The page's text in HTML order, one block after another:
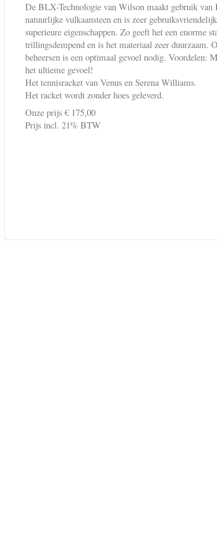
De BLX-Technologie van Wilson maakt gebruik van
natuurlijke vulkaansteen en is zeer
superieure eigenschappen. Zo geeft het een enorme
trillingsdempend en is het materiaal zeer duurzaam.
beheersen is een optimaal gevoel nodig. Voordelen:
het ultieme gevoel!
Het tennisracket van Venus en Serena Williams.
Het racket wordt zonder hoes geleverd.
Onze prijs € 175,00
Prijs incl. 21% BTW